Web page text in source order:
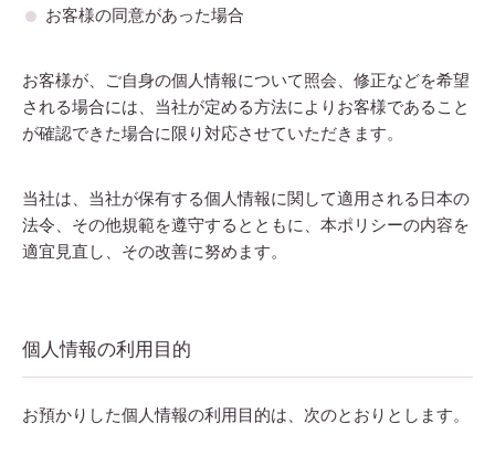
お客様の同意があった場合
お客様が、ご自身の個人情報について照会、修正などを希望
される場合には、当社が定める方法によりお客様であること
が確認できた場合に限り対応させていただきます。
当社は、当社が保有する個人情報に関して適用される日本の
法令、その他規範を遵守するとともに、本ポリシーの内容を
適宜見直し、その改善に努めます。
個人情報の利用目的
お預かりした個人情報の利用目的は、次のとおりとします。